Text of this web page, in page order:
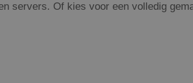
servers. Of kies voor een volledig